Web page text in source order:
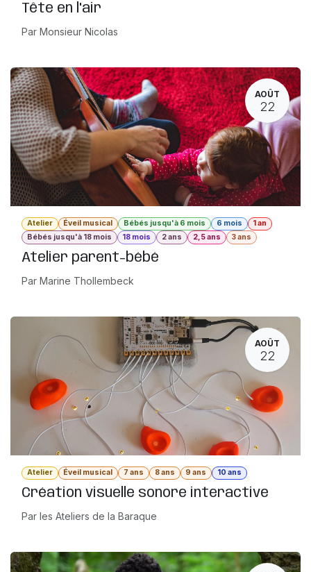
Tête en l'air
Par Monsieur Nicolas
AOÛT
22
Atelier Éveil musical Bébés jusqu'à 6 mois 6 mois
1 an
Bébés jusqu'à 18 mois
18 mois 2 ans 2,5 ans 3 ans
Atelier parent-bébé
Par Marine Thollembeck
AOÛT
22
Atelier Éveil musical 7 ans 8 ans 9 ans 10 ans
Création visuelle sonore interactive
Par les Ateliers de la Baraque